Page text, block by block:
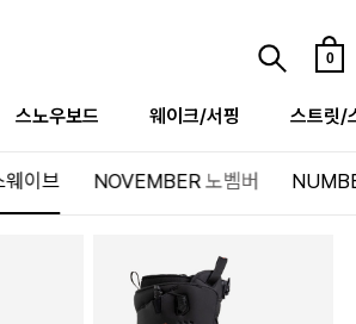
0
스노우보드 웨이크/서핑 스트릿/
웨이브 NOVEMBER노벰버